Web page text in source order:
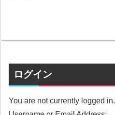
ログイン
You are not currently logged in.